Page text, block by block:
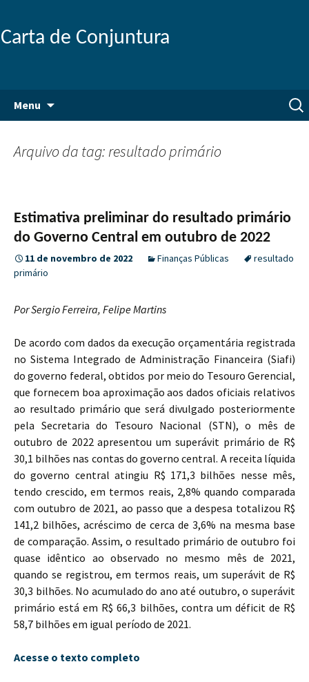
Carta de Conjuntura
Menu
conteúdo
por:
Arquivo da tag: resultado primário
Estimativa preliminar do resultado primário
do Governo Central em outubro de 2022
11 de novembro de 2022 Finanças Públicas
resultado
primário
Por Sergio Ferreira, Felipe Martins
De acordo com dados da execução orçamentária registrada
no Sistema Integrado de Administração Financeira (Siafi)
do governo federal, obtidos por meio do Tesouro Gerencial,
que fornecem boa aproximação aos dados oficiais relativos
ao resultado primário que será divulgado posteriormente
pela Secretaria do Tesouro Nacional (STN), o mês de
outubro de 2022 apresentou um superávit primário de R$
30,1 bilhões nas contas do governo central. A receita líquida
do governo central atingiu R$ 171,3 bilhões nesse mês,
tendo crescido, em termos reais, 2,8% quando comparada
com outubro de 2021, ao passo que a despesa totalizou R$
141,2 bilhões, acréscimo de cerca de 3,6% na mesma base
de comparação. Assim, o resultado primário de outubro foi
quase idêntico ao observado no mesmo mês de 2021,
quando se registrou, em termos reais, um superávit de R$
30,3 bilhões. No acumulado do ano até outubro, o superávit
primário está em R$ 66,3 bilhões, contra um déficit de R$
58,7 bilhões em igual período de 2021.
Acesse o texto completo